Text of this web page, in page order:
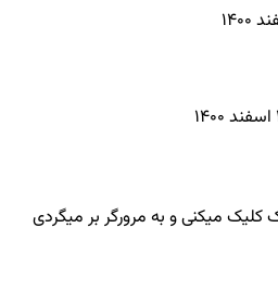
کلیک میکنی و به مرورگر بر میگردی